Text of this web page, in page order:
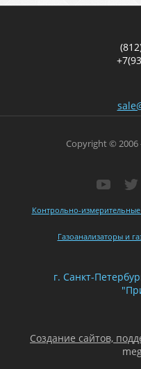
Контрольно-
Газоанализаторы и
г. Санкт-
Copyright ©
Создание сайтов,